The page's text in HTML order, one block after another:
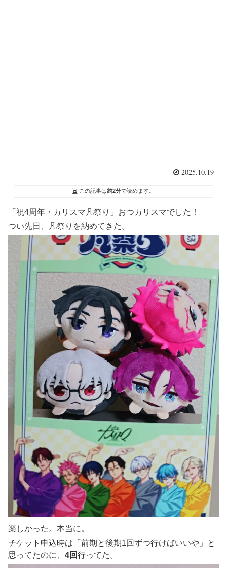
2025.10.19
この記事は約2分で読めます。
「祝4周年・カリスマ凡祭り」おつカリスマでした！
つい先日、凡祭りを納めてきた。
楽しかった。本当に。
チケット申込時は「前期と後期1回ずつ行けばいいや」と
思ってたのに、 4回行ってた。